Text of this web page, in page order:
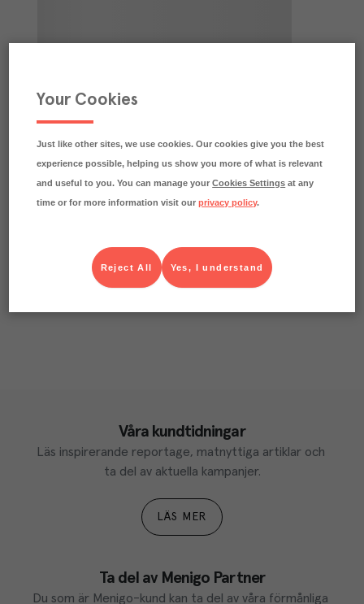
Våra kundtidningar
Läs inspirerande reportage, matnyttiga artiklar och
ta del av aktuella kampanjer.
LÄS MER
Ta del av Menigo Partner
Du som är Menigo-kund kan ta del av våra förmånliga
Your Cookies
Just like other sites, we use cookies. Our cookies give you the best
experience possible, helping us show you more of what is relevant
and useful to you. You can manage yourCookies Settings at any
time or for more information visit ourprivacy policy.
Yes, I understand
Reject All